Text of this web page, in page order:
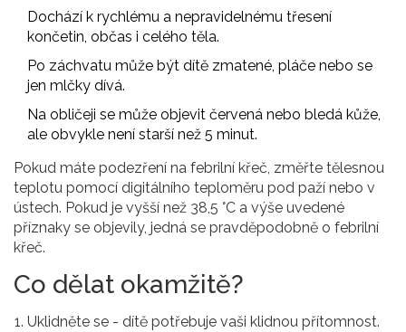
Dochází k rychlému a nepravidelnému třesení
končetin, občas i celého těla.
Po záchvatu může být dítě zmatené, pláče nebo se
jen mlčky dívá.
Na obličeji se může objevit červená nebo bledá kůže,
ale obvykle není starší než 5 minut.
Pokud máte podezření na febrilní křeč, změřte tělesnou
teplotu pomocí digitálního teploměru pod paží nebo v
ústech. Pokud je vyšší než 38,5 °C a výše uvedené
příznaky se objevily, jedná se pravděpodobně o febrilní
křeč.
Co dělat okamžitě?
Uklidněte se - dítě potřebuje vaši klidnou přítomnost.